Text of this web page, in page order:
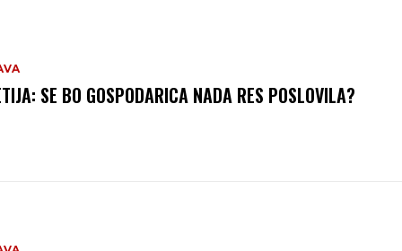
SE BO GOSPODARICA NADA RES POSLOVILA?